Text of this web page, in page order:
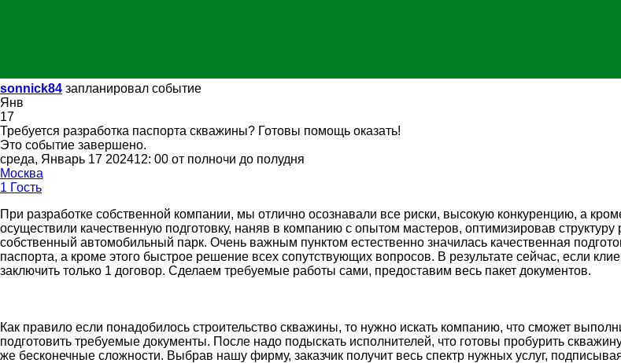
sonnick84 запланировал событие
Янв
17
Требуется разработка паспорта скважины? Готовы помощь оказать!
Это событие завершено.
среда, Январь 17 202412: 00 от полночи до полудня
Москва
1 Гость
При разработке собственной компании, мы отлично осознавали все риски, высокую конкуренцию, а
осуществили качественную подготовку, наняв в компанию с опытом мастеров, оптимизировав
собственный автомобильный парк. Очень важным пунктом естественно значилась качественная
паспорта, а кроме этого быстрое решение всех сопутствующих вопросов. В результате сейчас, если
заключить только 1 договор. Сделаем требуемые работы сами, предоставим весь пакет документов.
Как правило если понадобилось строительство скважины, то нужно искать компанию, что сможет
подготовить требуемые документы. После надо подыскать исполнителей, что готовы пробурить
же бесконечные сложности. Выбрав нашу фирму, заказчик получит весь спектр нужных услуг,